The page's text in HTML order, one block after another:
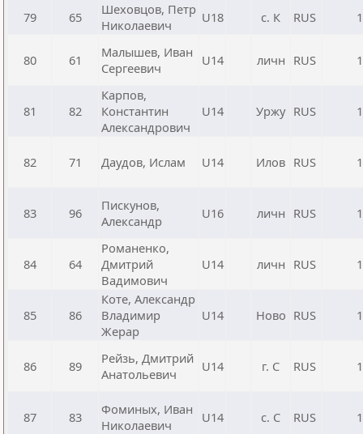
79 65
Шеховцов, Петр
Николаевич
U18 с. К RUS
80 61
Малышев, Иван
Сергеевич
U14 личн RUS
81 82
Карпов,
Константин
Александрович
U14 Уржу RUS
82 71 Даудов, Ислам U14 Илов RUS
83 96
Пискунов,
Александр
U16 личн RUS
84 64
Романенко,
Дмитрий
Вадимович
U14 личн RUS
85 86
Коте, Александр
Владимир
Жерар
U14 Ново RUS
86 89
Рейзь, Дмитрий
Анатольевич
U14 г. С RUS
87 83
Фоминых, Иван
Николаевич
U14 с. С RUS